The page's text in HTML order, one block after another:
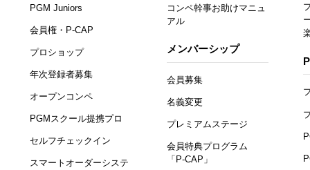
PGM Juniors
会員権・P-CAP
プロショップ
年次登録者募集
オープンコンペ
PGMスクール提携プロ
セルフチェックイン
スマートオーダーシステ
コンペ幹事お助けマニュ
アル
メンバーシップ
会員募集
名義変更
プレミアムステージ
会員特典プログラム
「P-CAP」